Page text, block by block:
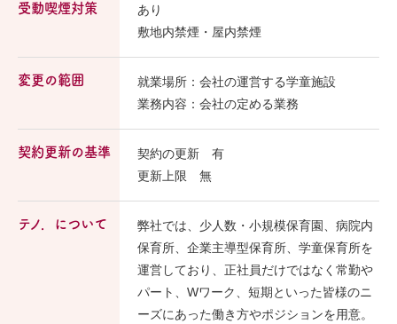
受動喫煙対策
あり
敷地内禁煙・屋内禁煙
変更の範囲
就業場所：会社の運営する学童施設
業務内容：会社の定める業務
契約更新の基準
契約の更新 有
更新上限 無
テノ．について
弊社では、少人数・小規模保育園、病院内
保育所、企業主導型保育所、学童保育所を
運営しており、正社員だけではなく常勤や
パート、Wワーク、短期といった皆様のニ
ーズにあった働き方やポジションを用意。